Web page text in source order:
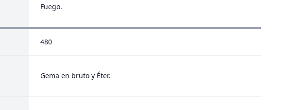
Fuego.
480
Gema en bruto y Éter.